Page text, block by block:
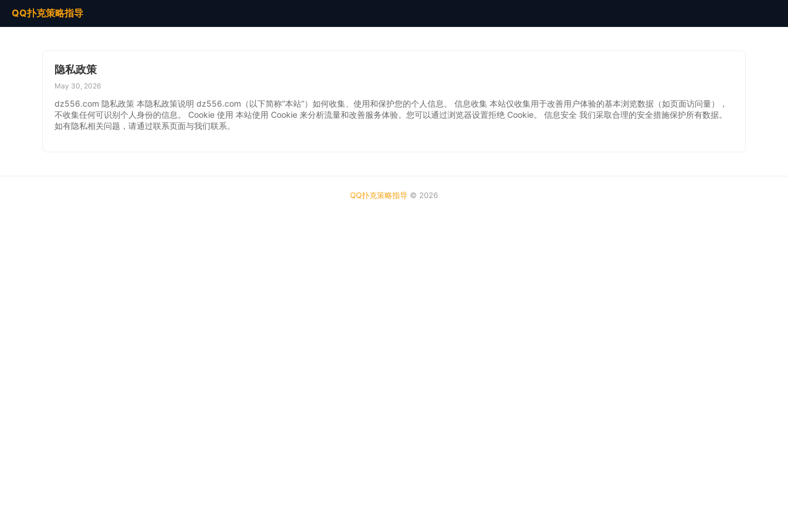
QQ扑克策略指导
隐私政策
May 30, 2026
dz556.com 隐私政策 本隐私政策说明 dz556.com（以下简称”本站”）如何收集、使用和保护您的个人信息。 信息收集 本站仅收集用于改善用户体验的基本浏览数据（如页面访问量），
不收集任何可识别个人身份的信息。 Cookie 使用 本站使用 Cookie 来分析流量和改善服务体验。您可以通过浏览器设置拒绝 Cookie。 信息安全 我们采取合理的安全措施保护所有数据。
如有隐私相关问题，请通过联系页面与我们联系。
QQ扑克策略指导 © 2026